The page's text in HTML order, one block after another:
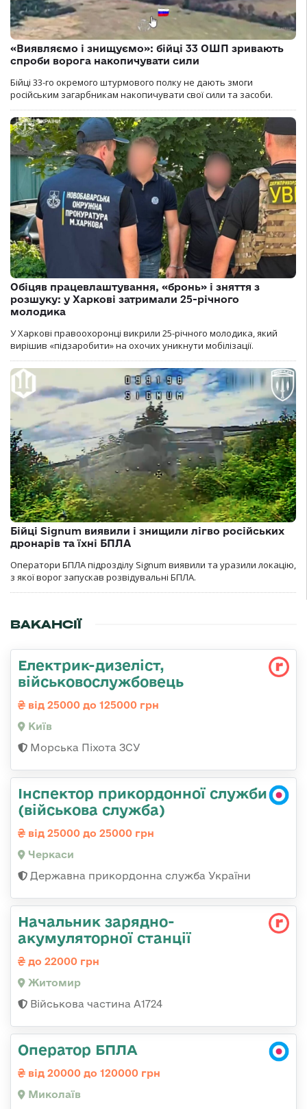
«Виявляємо і знищуємо»: бійці 33 ОШП зривають
спроби ворога накопичувати сили
Бійці 33-го окремого штурмового полку не дають змоги
російським загарбникам накопичувати свої сили та засоби.
Обіцяв працевлаштування, «бронь» і зняття з
розшуку: у Харкові затримали 25-річного
молодика
У Харкові правоохоронці викрили 25-річного молодика, який
вирішив «підзаробити» на охочих уникнути мобілізації.
Бійці Signum виявили і знищили лігво російських
дронарів та їхні БПЛА
Оператори БПЛА підрозділу Signum виявили та уразили локацію,
з якої ворог запускав розвідувальні БПЛА.
ВАКАНСІЇ
Електрик-дизеліст,
військовослужбовець
від 25000 до 125000 грн
Київ
Морська Піхота ЗСУ
Інспектор прикордонної служби
(військова служба)
від 25000 до 25000 грн
Черкаси
Державна прикордонна служба України
Начальник зарядно-
акумуляторної станції
до 22000 грн
Житомир
Військова частина А1724
Оператор БПЛА
від 20000 до 120000 грн
Миколаїв